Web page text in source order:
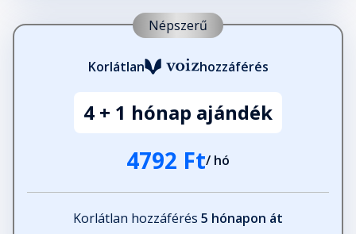
Eljutottunk végre a Gömbbe
ebédelni,…
Fejezet hossza:
Az utolsó óra után a…
Népszerű
Korlátlan hozzáférés
4 + 1 hónap ajándék
4792 Ft/ hó
Korlátlan hozzáférés 5 hónapon át